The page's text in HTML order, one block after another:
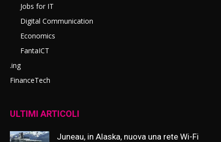
Jobs for IT
Digital Communication
Economics
FantaICT
.ing
FinanceTech
ULTIMI ARTICOLI
Juneau, in Alaska, nuova una rete Wi-Fi